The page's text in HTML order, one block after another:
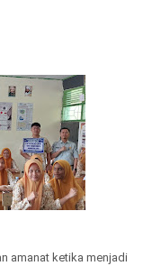
amanat ketika menjadi